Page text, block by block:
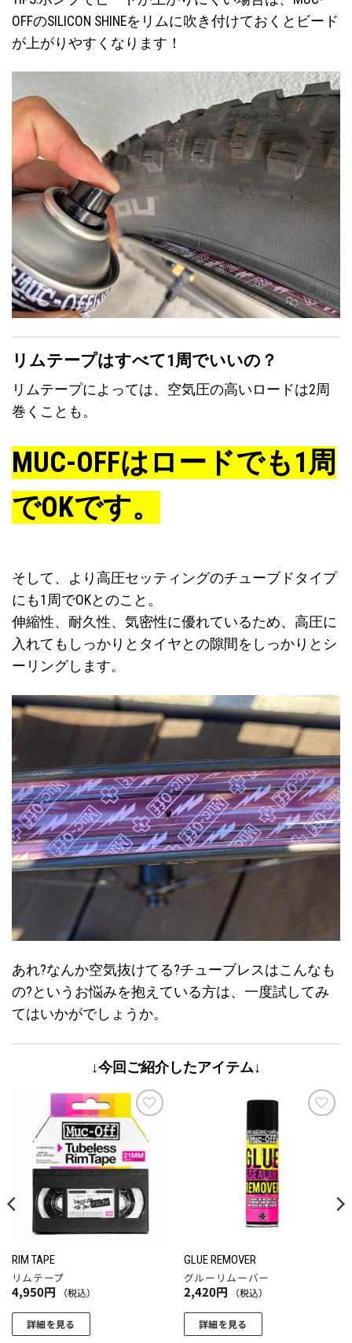
OFFのSILICON SHINEをリムに吹き付けておくとビード
が上がりやすくなります！
リムテープはすべて1周でいいの？
リムテープによっては、空気圧の高いロードは2周
巻くことも。
MUC-OFFはロードでも1周
でOKです。
そして、より高圧セッティングのチューブドタイプ
にも1周でOKとのこと。
伸縮性、耐久性、気密性に優れているため、高圧に
入れてもしっかりとタイヤとの隙間をしっかりとシ
ーリングします。
あれ?なんか空気抜けてる?チューブレスはこんなも
の?というお悩みを抱えている方は、一度試してみ
てはいかがでしょうか。
↓今回ご紹介したアイテム↓
お気
に入
りに
追加
RIM TAPE
リムテープ
4,950円 （税込）
詳細を見る
GLUE REMOVER
グルーリムーバー
2,420円 （税込）
詳細を見る